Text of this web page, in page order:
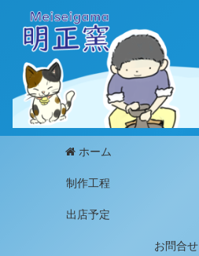
ホーム
制作工程
出店予定
お問合せ